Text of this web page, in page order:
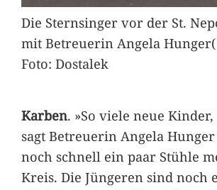
Die Sternsinger vor der St.
mit Betreuerin Angela
Foto: Dostalek
Karben. »So viele neue
sagt Betreuerin Angela
noch schnell ein paar Stühle
Kreis. Die Jüngeren sind noch